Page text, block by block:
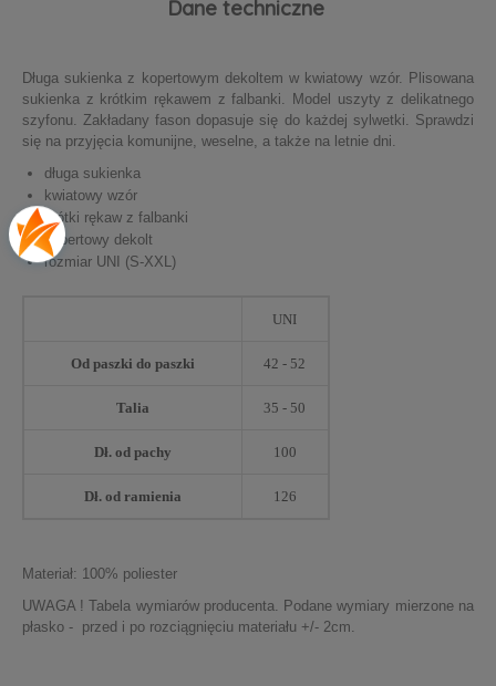
Dane techniczne
Długa sukienka z kopertowym dekoltem w kwiatowy wzór. Plisowana
sukienka z krótkim rękawem z falbanki. Model uszyty z delikatnego
szyfonu. Zakładany fason dopasuje się do każdej sylwetki. Sprawdzi
się na przyjęcia komunijne, weselne, a także na letnie dni.
długa sukienka
kwiatowy wzór
krótki rękaw z falbanki
kopertowy dekolt
rozmiar UNI (S-XXL)
UNI
Od paszki do paszki 42 - 52
Talia 35 - 50
Dł. od pachy 100
Dł. od ramienia 126
Materiał: 100% poliester
UWAGA ! Tabela wymiarów producenta. Podane wymiary mierzone na
płasko - przed i po rozciągnięciu materiału +/- 2cm.